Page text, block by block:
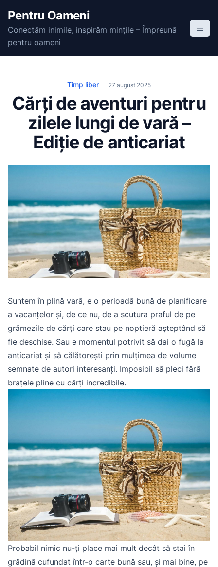
t
Pentru Oameni
Conectăm inimile, inspirăm mințile – Împreună
pentru oameni
Timp liber 27 august 2025
Cărți de aventuri pentru
zilele lungi de vară –
Ediție de anticariat
Suntem în plină vară, e o perioadă bună de planificare
a vacanțelor și, de ce nu, de a scutura praful de pe
grămezile de cărți care stau pe noptieră așteptând să
fie deschise. Sau e momentul potrivit să dai o fugă la
anticariat și să călătorești prin mulțimea de volume
semnate de autori interesanți. Imposibil să pleci fără
brațele pline cu cărți incredibile.
Probabil nimic nu-ți place mai mult decât să stai în
grădină cufundat într-o carte bună sau, și mai bine, pe